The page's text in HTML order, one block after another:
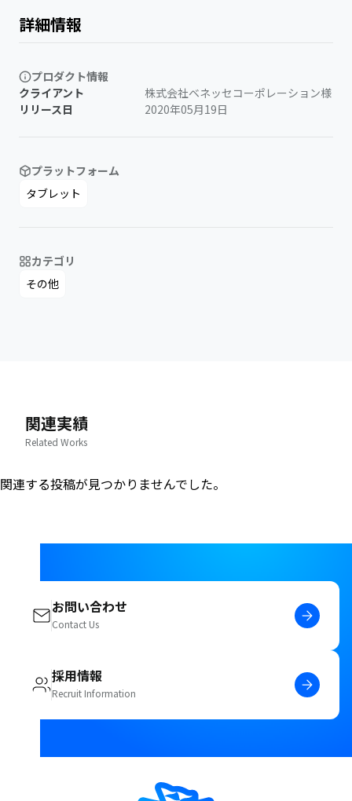
詳細情報
プロダクト情報
クライアント
株式会社ベネッセコーポレーション様
リリース日
2020年05月19日
プラットフォーム
タブレット
カテゴリ
その他
関連実績
Related Works
関連する投稿が見つかりませんでした。
お問い合わせ
Contact Us
採用情報
Recruit Information